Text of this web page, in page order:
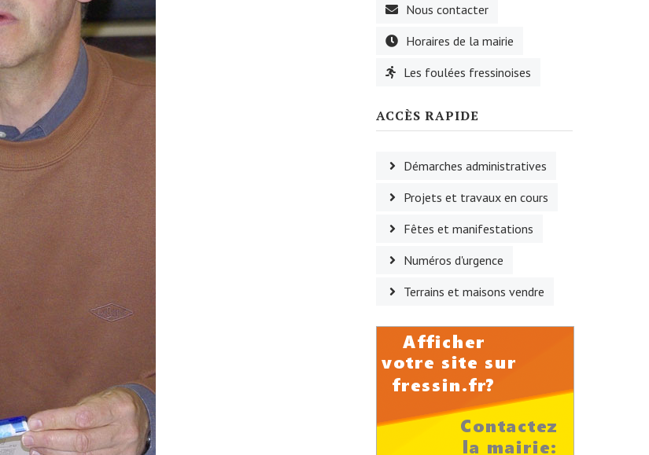
Nous contacter
Horaires de la mairie
Les foulées fressinoises
ACCÈS RAPIDE
Démarches administratives
Projets et travaux en cours
Fêtes et manifestations
Numéros d'urgence
Terrains et maisons vendre